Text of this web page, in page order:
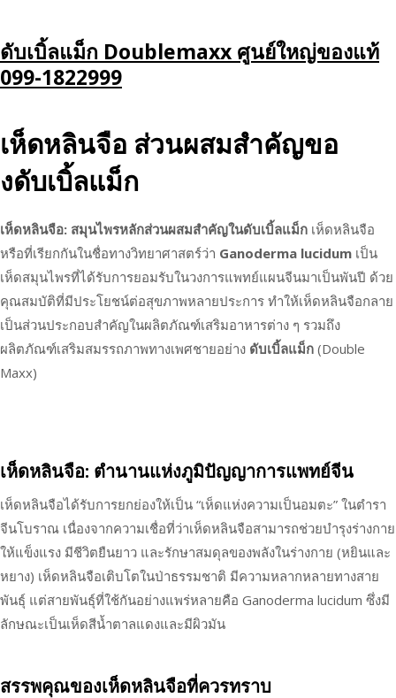
to
content
ดับเบิ้ลแม็ก Doublemaxx ศูนย์ใหญ่ของแท้
099-1822999
เห็ดหลินจือ ส่วนผสมสำคัญขอ
งดับเบิ้ลแม็ก
เห็ดหลินจือ: สมุนไพรหลักส่วนผสมสำคัญในดับเบิ้ลแม็ก เห็ดหลินจือ
หรือที่เรียกกันในชื่อทางวิทยาศาสตร์ว่า Ganoderma lucidum เป็น
เห็ดสมุนไพรที่ได้รับการยอมรับในวงการแพทย์แผนจีนมาเป็นพันปี ด้วย
คุณสมบัติที่มีประโยชน์ต่อสุขภาพหลายประการ ทำให้เห็ดหลินจือกลาย
เป็นส่วนประกอบสำคัญในผลิตภัณฑ์เสริมอาหารต่าง ๆ รวมถึง
ผลิตภัณฑ์เสริมสมรรถภาพทางเพศชายอย่าง ดับเบิ้ลแม็ก (Double
Maxx)
เห็ดหลินจือ: ตำนานแห่งภูมิปัญญาการแพทย์จีน
เห็ดหลินจือได้รับการยกย่องให้เป็น “เห็ดแห่งความเป็นอมตะ” ในตำรา
จีนโบราณ เนื่องจากความเชื่อที่ว่าเห็ดหลินจือสามารถช่วยบำรุงร่างกาย
ให้แข็งแรง มีชีวิตยืนยาว และรักษาสมดุลของพลังในร่างกาย (หยินและ
หยาง) เห็ดหลินจือเติบโตในป่าธรรมชาติ มีความหลากหลายทางสาย
พันธุ์ แต่สายพันธุ์ที่ใช้กันอย่างแพร่หลายคือ Ganoderma lucidum ซึ่งมี
ลักษณะเป็นเห็ดสีน้ำตาลแดงและมีผิวมัน
สรรพคุณของเห็ดหลินจือที่ควรทราบ